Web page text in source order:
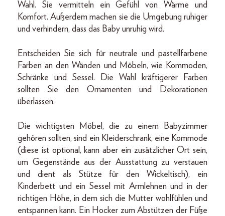
Wahl. Sie vermitteln ein Gefühl von Wärme und
Komfort. Außerdem machen sie die Umgebung ruhiger
und verhindern, dass das Baby unruhig wird.
Entscheiden Sie sich für neutrale und pastellfarbene
Farben an den Wänden und Möbeln, wie Kommoden,
Schränke und Sessel. Die Wahl kräftigerer Farben
sollten Sie den Ornamenten und Dekorationen
überlassen.
Die wichtigsten Möbel, die zu einem Babyzimmer
gehören sollten, sind ein Kleiderschrank, eine Kommode
(diese ist optional, kann aber ein zusätzlicher Ort sein,
um Gegenstände aus der Ausstattung zu verstauen
und dient als Stütze für den Wickeltisch), ein
Kinderbett und ein Sessel mit Armlehnen und in der
richtigen Höhe, in dem sich die Mutter wohlfühlen und
entspannen kann. Ein Hocker zum Abstützen der Füße